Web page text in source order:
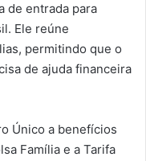
de entrada para
Ele reúne
permitindo que o
de ajuda financeira
Único a benefícios
Família e a Tarifa